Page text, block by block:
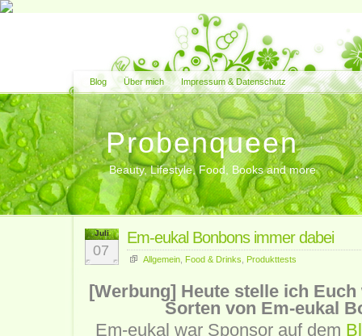
Blog Über mich Impressum & Datenschutz
Probenqueen
Beauty, Lifestyle, Food, Books and more
Juli
07
Em-eukal Bonbons immer dabei
Allgemein Food & Drinks Produkttests
[Werbung] Heute stelle ich
Sorten von Em-eukal
Em-eukal war Sponsor auf dem